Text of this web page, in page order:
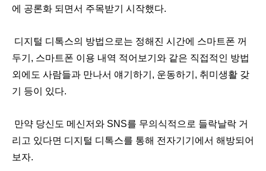
에 공론화 되면서 주목받기 시작했다.
디지털 디톡스의 방법으로는 정해진 시간에 스마트폰 꺼
두기 , 스마트폰 이용 내역 적어보기와 같은 직접적인 방법
외에도 사람들과 만나서 얘기하기 , 운동하기 , 취미생활 갖
기 등이 있다.
만약 당신도 메신저와 SNS를 무의식적으로 들락날락 거
리고 있다면 디지털 디톡스를 통해 전자기기에서 해방되어
보자.